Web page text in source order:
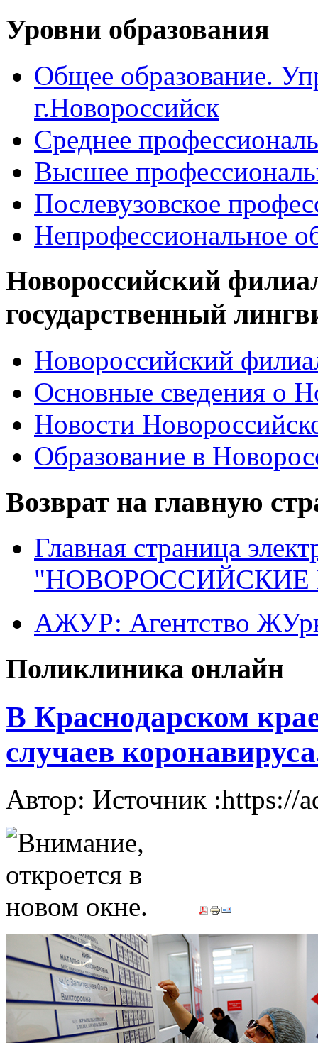
Уровни образования
Общее образование.
г.Новороссийск
Среднее
Высшее
Послевузовское
Непрофессиональное
Новороссийский
государственный
Новороссийский
Основные сведения о
Новости
Образование в
Возврат на главную
Главная страница
"НОВОРОССИЙСКИЕ
АЖУР: Агентство
Поликлиника онлайн
В Краснодарском
случаев
Автор: Источник :https://